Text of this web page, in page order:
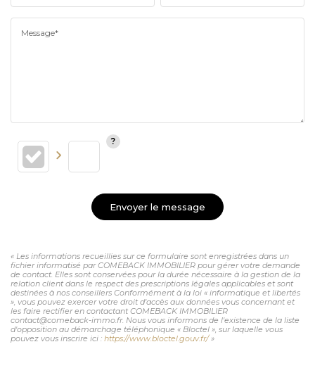
Message*
Envoyer le message
« Les informations recueillies sur ce formulaire sont enregistrées dans un
fichier informatisé par COMEBACK IMMOBILIER pour gérer votre demande
de contact. Elles sont conservées pour la durée nécessaire à la gestion de la
relation client dans le respect des prescriptions légales applicables et sont
destinées à nos conseillers Conformément à la loi « informatique et libertés
», vous pouvez exercer votre droit d'accès aux données vous concernant et
les faire rectifier en contactant COMEBACK IMMOBILIER
contact@comeback-immo.fr. Nous vous informons de l'existence de la liste
d'opposition au démarchage téléphonique « Bloctel », sur laquelle vous
pouvez vous inscrire ici : https://www.bloctel.gouv.fr/»